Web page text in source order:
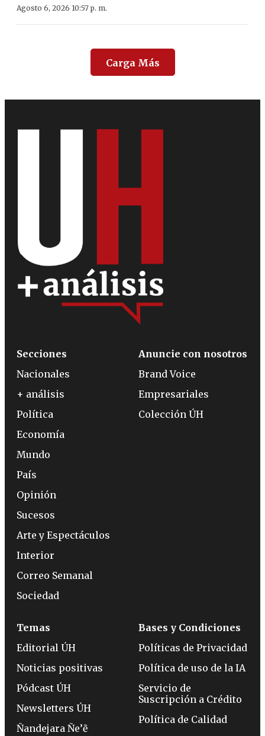
Agosto 6, 2026 10:57 p. m.
Carga Más
Secciones
Nacionales
+ análisis
Política
Economía
Mundo
País
Opinión
Sucesos
Arte y Espectáculos
Interior
Correo Semanal
Sociedad
Anuncie con nosotros
Brand Voice
Empresariales
Colección ÚH
Temas
Editorial ÚH
Noticias positivas
Pódcast ÚH
Newsletters ÚH
Ñandejara Ñe’ẽ
Bases y Condiciones
Políticas de Privacidad
Política de uso de la IA
Servicio de
Suscripción a Crédito
Política de Calidad